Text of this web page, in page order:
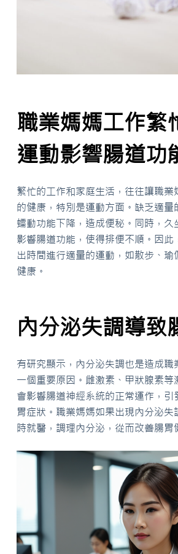
職業媽媽工作繁
運動影響腸道功
繁忙的工作和家庭生活，往往讓職業
的健康，特別是運動方面。缺乏適量
蠕動功能下降，造成便秘。同時，久
影響腸道功能，使得排便不順。因此
出時間進行適量的運動，如散步、瑜
健康。
內分泌失調導致
有研究顯示，內分泌失調也是造成職
一個重要原因。雌激素、甲狀腺素等
會影響腸道神經系統的正常運作，引
胃症狀。職業媽媽如果出現內分泌失
時就醫，調理內分泌，從而改善腸胃